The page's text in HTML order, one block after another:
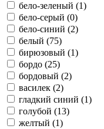
бело-зеленый (1)
бело-серый (0)
бело-синий (2)
белый (75)
бирюзовый (1)
бордо (25)
бордовый (2)
василек (2)
гладкий синий (1)
голубой (13)
желтый (1)